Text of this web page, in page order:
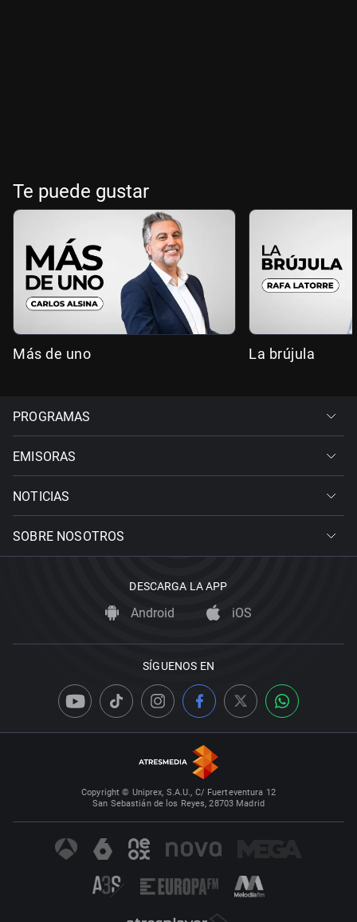
Te puede gustar
Más de uno La brújula
PROGRAMAS
EMISORAS
NOTICIAS
SOBRE NOSOTROS
DESCARGA LA APP
Android iOS
SÍGUENOS EN
Copyright © Uniprex, S.A.U., C/ Fuerteventura 12
San Sebastián de los Reyes, 28703 Madrid